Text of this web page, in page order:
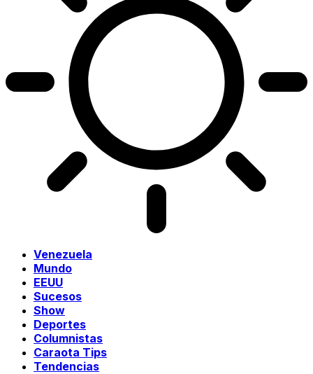
Venezuela
Mundo
EEUU
Sucesos
Show
Deportes
Columnistas
Caraota Tips
Tendencias